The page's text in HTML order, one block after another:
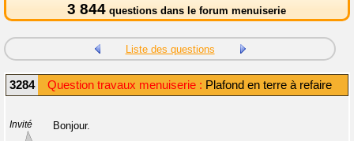
3 844 questions dans le forum menuiserie
Liste des questions
3284 Question travaux menuiserie : Plafond en terre à refaire
Invité Bonjour.